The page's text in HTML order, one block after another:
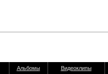
Альбомы
Видеоклипы